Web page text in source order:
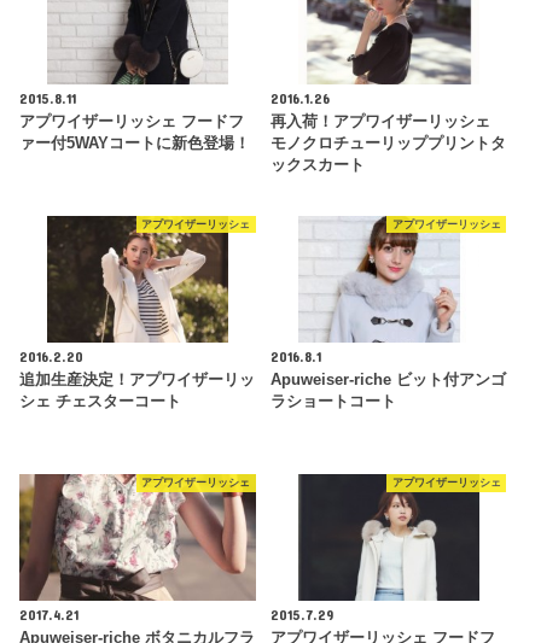
2015.8.11
アプワイザーリッシェ フードフ
ァー付5WAYコートに新色登場！
2016.1.26
再入荷！アプワイザーリッシェ
モノクロチューリッププリントタ
ックスカート
アプワイザーリッシェ
2016.2.20
追加生産決定！アプワイザーリッ
シェ チェスターコート
アプワイザーリッシェ
2016.8.1
Apuweiser-riche ビット付アンゴ
ラショートコート
アプワイザーリッシェ
2017.4.21
Apuweiser-riche ボタニカルフラ
アプワイザーリッシェ
2015.7.29
アプワイザーリッシェ フードフ